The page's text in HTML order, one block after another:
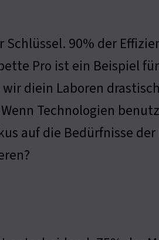
Schlüssel. 90% der
Pro ist ein Beispiel
diein Laboren
Technologien
auf die Bedürfnisse